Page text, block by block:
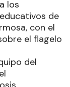
los
de
con el
el flagelo
del